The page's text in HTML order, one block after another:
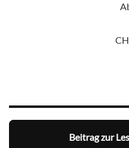
Beitrag zur